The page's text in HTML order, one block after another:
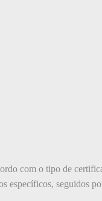
com o tipo de
específicos, seguidos